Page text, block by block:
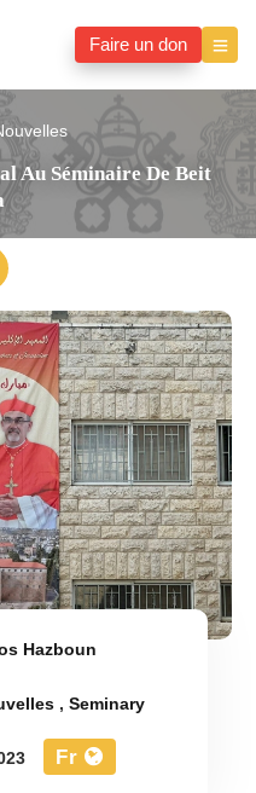
Faire un don
Au Séminaire De Beit
Hazboun
,Seminary
Fr